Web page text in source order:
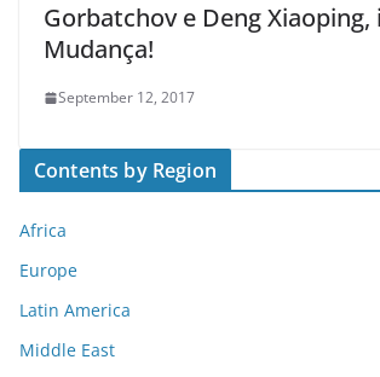
Gorbatchov e Deng Xiaoping,
Mudança!
September 12, 2017
Contents by Region
Africa
Europe
Latin America
Middle East